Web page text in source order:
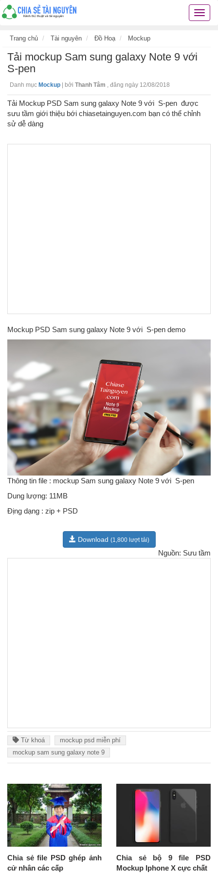
Chia
các
thuật
Trang chủ Tài nguyên Đồ Hoạ Mockup
Tải mockup Sam sung galaxy Note 9 với
S-pen
Danh mục Mockup bởi Thanh Tâm , đăng ngày 12/08/2018
Tải Mockup PSD Sam sung galaxy Note 9 với S-pen được
sưu tầm giới thiệu bới chiasetainguyen.com bạn có thể chỉnh
sử dễ dàng
Mockup PSD Sam sung galaxy Note 9 với S-pen demo
Thông tin file : mockup Sam sung galaxy Note 9 với S-pen
Dung lượng: 11MB
Địng dạng : zip + PSD
Download (1,800 lượt tải)
Nguồn: Sưu tầm
Từ khoá
mockup psd miễn phí
mockup sam sung galaxy note 9
Chia sẻ file PSD ghép ảnh
cử nhân các cấp
Chia sẻ bộ 9 file PSD
Mockup Iphone X cực chất